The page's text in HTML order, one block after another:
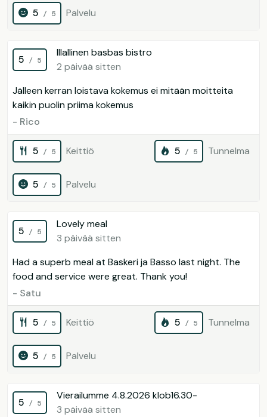
5 / 5 Palvelu
5 / 5
Illallinen basbas bistro
2 päivää sitten
Jälleen kerran loistava kokemus ei mitään moitteita
kaikin puolin priima kokemus
- Rico
5 / 5 Keittiö 5 / 5 Tunnelma
5 / 5 Palvelu
5 / 5
Lovely meal
3 päivää sitten
Had a superb meal at Baskeri ja Basso last night. The
food and service were great. Thank you!
- Satu
5 / 5 Keittiö 5 / 5 Tunnelma
5 / 5 Palvelu
5 / 5
Vierailumme 4.8.2026 klob16.30-
3 päivää sitten